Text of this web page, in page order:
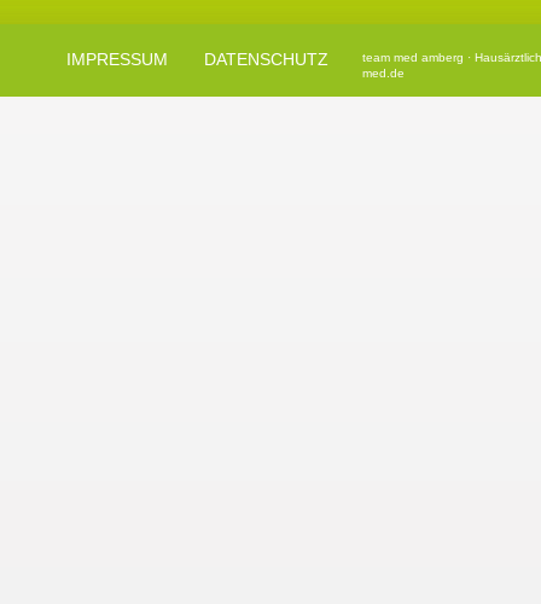
IMPRESSUM DATENSCHUTZ team med amberg ·
med.de